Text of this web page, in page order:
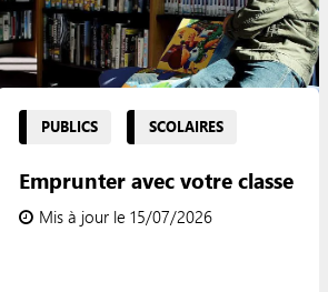
PUBLICS SCOLAIRES
Emprunter avec votre classe
Mis à jour le 15/07/2026